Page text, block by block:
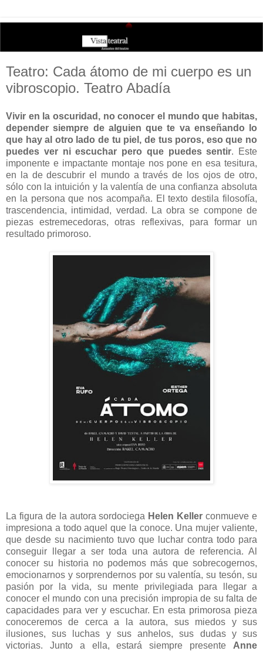
Teatro: Cada átomo de mi cuerpo es un
vibroscopio. Teatro Abadía
Vivir en la oscuridad, no conocer el mundo que habitas,
depender siempre de alguien que te va enseñando lo
que hay al otro lado de tu piel, de tus poros, eso que no
puedes ver ni escuchar pero que puedes sentir. Este
imponente e impactante montaje nos pone en esa tesitura,
en la de descubrir el mundo a través de los ojos de otro,
sólo con la intuición y la valentía de una confianza absoluta
en la persona que nos acompaña. El texto destila filosofía,
trascendencia, intimidad, verdad. La obra se compone de
piezas estremecedoras, otras reflexivas, para formar un
resultado primoroso.
La figura de la autora sordociega Helen Keller conmueve e
impresiona a todo aquel que la conoce. Una mujer valiente,
que desde su nacimiento tuvo que luchar contra todo para
conseguir llegar a ser toda una autora de referencia. Al
conocer su historia no podemos más que sobrecogernos,
emocionarnos y sorprendernos por su valentía, su tesón, su
pasión por la vida, su mente privilegiada para llegar a
conocer el mundo con una precisión impropia de su falta de
capacidades para ver y escuchar. En esta primorosa pieza
conoceremos de cerca a la autora, sus miedos y sus
ilusiones, sus luchas y sus anhelos, sus dudas y sus
victorias. Junto a ella, estará siempre presente Anne